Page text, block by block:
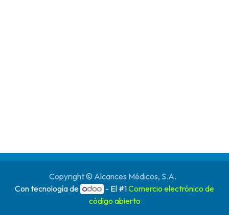
Copyright © Alcances Médicos, S.A.
Con tecnología de
- El #1Comercio electrónico de
código abierto